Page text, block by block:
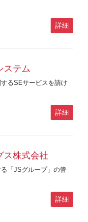
詳細
ステム
るSEサービスを請け
詳細
ス株式会社
「JSグループ」の管
詳細